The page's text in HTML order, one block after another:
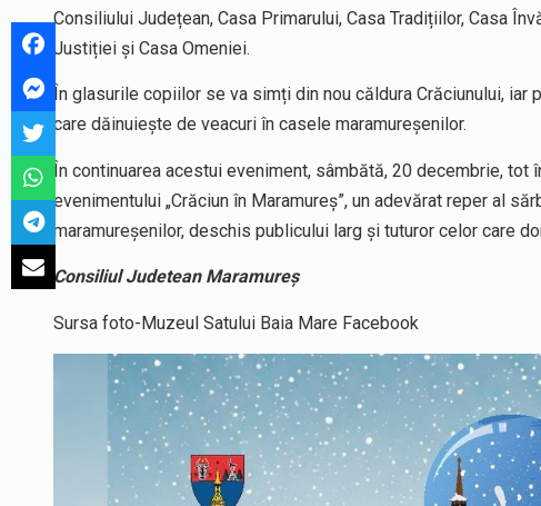
Consiliului Județean, Casa Primarului, Casa Tradițiilor, Casa
Justiției și Casa Omeniei.
În glasurile copiilor se va simți din nou căldura Crăciunului,
care dăinuiește de veacuri în casele maramureșenilor.
În continuarea acestui eveniment, sâmbătă, 20 decembrie,
evenimentului „Crăciun în Maramureș”, un adevărat reper al
maramureșenilor, deschis publicului larg și tuturor celor care
Consiliul Judetean Maramureș
Sursa foto-Muzeul Satului Baia Mare Facebook